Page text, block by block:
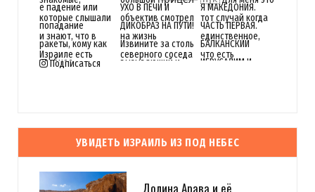
Подписаться
УВИДЕТЬ ИЗРАИЛЬ ИЗ ПОД НЕБЕС
Долина Арава и её